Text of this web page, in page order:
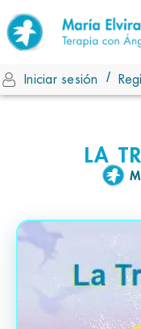
Iniciar sesión /
LA